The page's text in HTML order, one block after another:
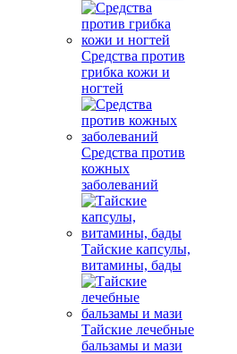
Средства против
грибка кожи и
ногтей
Средства против
кожных
заболеваний
Тайские капсулы,
витамины, бады
Тайские лечебные
бальзамы и мази